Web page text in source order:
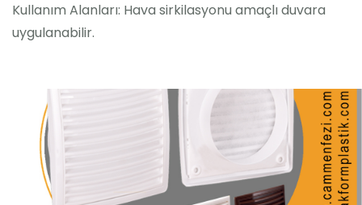
Kullanım Alanları: Hava sirkilasyonu amaçlı duvara
uygulanabilir.